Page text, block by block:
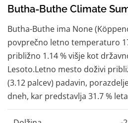
Butha-Buthe Climate
Butha-Buthe ima None
povprečno letno temperaturo
približno 1.14 % višje kot
Lesoto.Letno mesto doživi
(3.12 palcev) padavin,
dneh, kar predstavlja 31.7 %